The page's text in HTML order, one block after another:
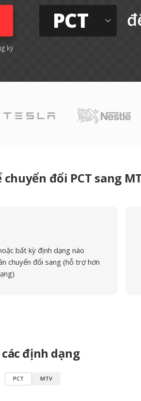
ký
PCT
đổi PCT sang
bất kỳ định dạng nào
chuyển đổi sang (hỗ trợ hơn
các định dạng
PCT MTV